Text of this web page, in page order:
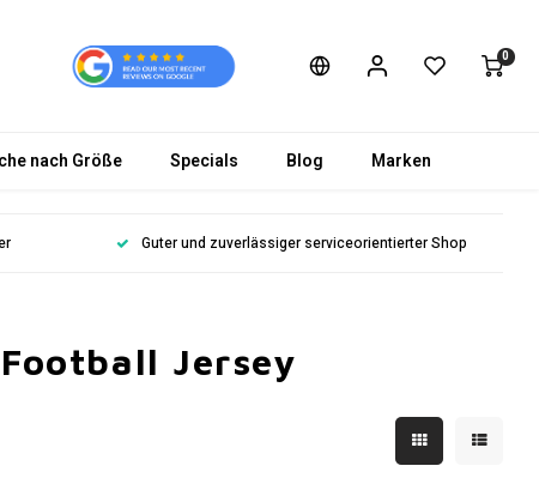
0
nach Größe Specials Blog Marken
Guter und zuverlässiger serviceorientierter Shop
Jersey